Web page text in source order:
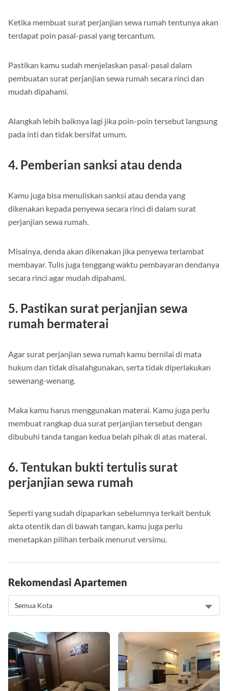
Ketika membuat surat perjanjian sewa rumah tentunya akan
terdapat poin pasal-pasal yang tercantum.
Pastikan kamu sudah menjelaskan pasal-pasal dalam
pembuatan surat perjanjian sewa rumah secara rinci dan
mudah dipahami.
Alangkah lebih baiknya lagi jika poin-poin tersebut langsung
pada inti dan tidak bersifat umum.
4. Pemberian sanksi atau denda
Kamu juga bisa menuliskan sanksi atau denda yang
dikenakan kepada penyewa secara rinci di dalam surat
perjanjian sewa rumah.
Misalnya, denda akan dikenakan jika penyewa terlambat
membayar. Tulis juga tenggang waktu pembayaran dendanya
secara rinci agar mudah dipahami.
5. Pastikan surat perjanjian sewa
rumah bermaterai
Agar surat perjanjian sewa rumah kamu bernilai di mata
hukum dan tidak disalahgunakan, serta tidak diperlakukan
sewenang-wenang.
Maka kamu harus menggunakan materai. Kamu juga perlu
membuat rangkap dua surat perjanjian tersebut dengan
dibubuhi tanda tangan kedua belah pihak di atas materai.
6. Tentukan bukti tertulis surat
perjanjian sewa rumah
Seperti yang sudah dipaparkan sebelumnya terkait bentuk
akta otentik dan di bawah tangan, kamu juga perlu
menetapkan pilihan terbaik menurut versimu.
Rekomendasi Apartemen